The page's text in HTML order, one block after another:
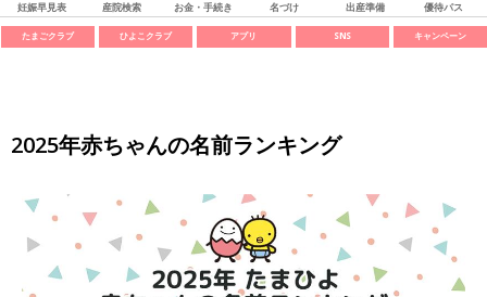
妊娠早見表 産院検索 お金・手続き 名づけ 出産準備 優待パス
たまごクラブ ひよこクラブ アプリ SNS キャンペーン
2025年赤ちゃんの名前ランキング